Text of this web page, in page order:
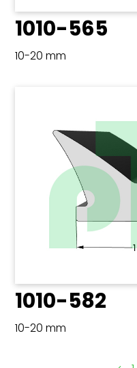
1010-565
10-20 mm
1010-582
10-20 mm